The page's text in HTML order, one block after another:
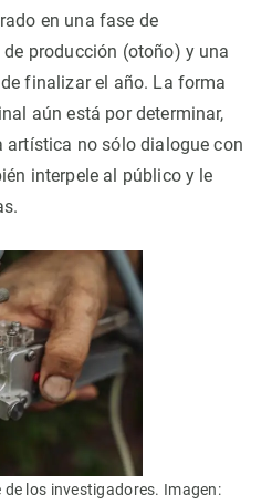
en una fase de
producción (otoño) y una
finalizar el año. La forma
aún está por determinar,
artística no sólo dialogue con
interpele al público y le
los investigadores. Imagen: